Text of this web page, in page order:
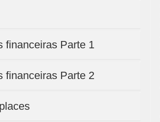
financeiras Parte 1
financeiras Parte 2